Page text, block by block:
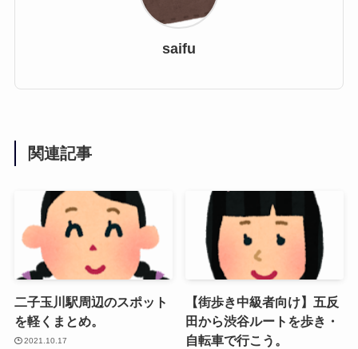
saifu
関連記事
二子玉川駅周辺のスポット
を軽くまとめ。
2021.10.17
【街歩き中級者向け】五反
田から渋谷ルートを歩き・
自転車で行こう。